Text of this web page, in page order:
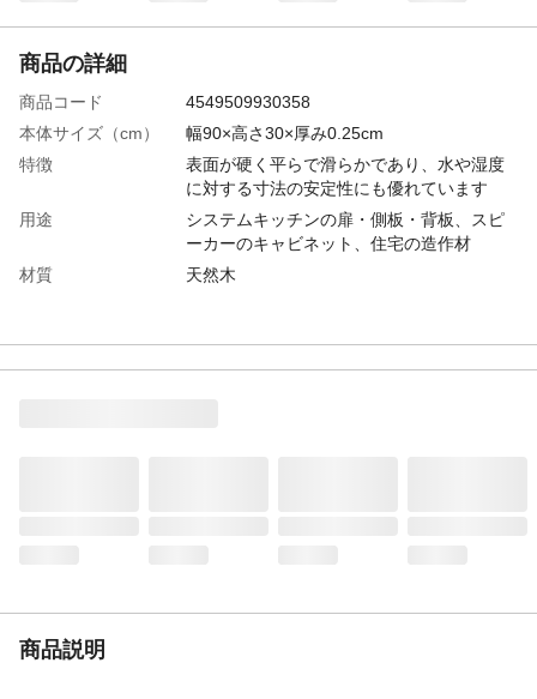
商品の詳細
商品コード
4549509930358
本体サイズ（cm）
幅90×高さ30×厚み0.25cm
特徴
表面が硬く平らで滑らかであり、水や湿度
に対する寸法の安定性にも優れています
用途
システムキッチンの扉・側板・背板、スピ
ーカーのキャビネット、住宅の造作材
材質
天然木
商品説明